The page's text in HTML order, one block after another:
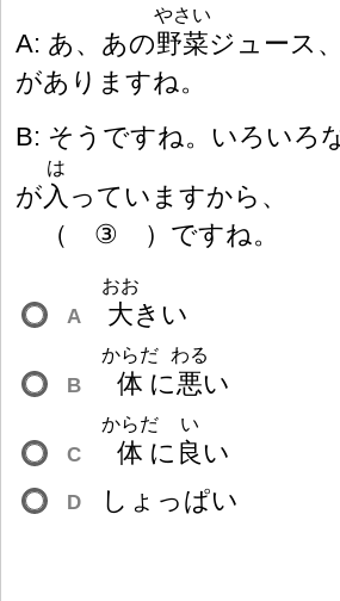
A: あ、あの野菜
やさい
ジュース、
がありますね。
B: そうですね。いろいろ
が入
は
っていますから、
（
③ ） ですね。
A 大
おお
きい
B 体
からだ
に悪
わる
い
C 体
からだ
に 良
い
い
D しょっぱい